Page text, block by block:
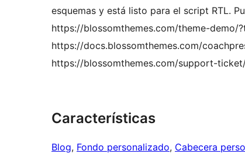
esquemas y está listo para el script RTL.
https://blossomthemes.com/theme-demo/
https://docs.blossomthemes.com/
https://blossomthemes.com/support-
Características
Blog, Fondo personalizado, Cabecera